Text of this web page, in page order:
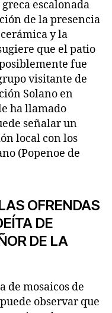
escalonada
de la presencia
y la
que el patio
fue
visitante de
Solano en
ha llamado
señalar un
local con los
(Popenoe de
OFRENDAS
DE
DE LA
de mosaicos de
observar que